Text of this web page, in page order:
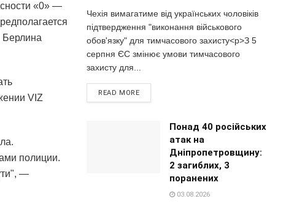
«0» —
Берлина
VIZ
полиции.
—
Чехія вимагатиме від українських чоловіків
підтвердження "виконання військового
обов'язку" для тимчасового захисту<p>З 5
серпня ЄС змінює умови тимчасового
захисту для...
READ MORE
Понад 40 російських
атак на
Дніпропетровщину:
2 загиблих, 3
поранених
03.08.2026